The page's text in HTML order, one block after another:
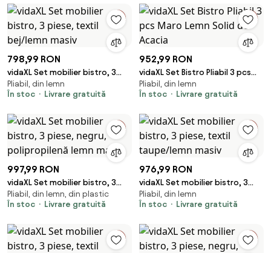
798,99 RON
vidaXL Set mobilier bistro, 3
piese, textil bej/lemn masiv
Pliabil, din lemn
În stoc
Livrare gratuită
952,99 RON
vidaXL Set Bistro Pliabil 3 pcs
Maro Lemn Solid de Acacia
Pliabil, din lemn
În stoc
Livrare gratuită
997,99 RON
vidaXL Set mobilier bistro, 3
piese, negru, polipropilenă
lemn masiv
Pliabil, din lemn, din plastic
În stoc
Livrare gratuită
976,99 RON
vidaXL Set mobilier bistro, 3
piese, textil taupe/lemn masiv
Pliabil, din lemn
În stoc
Livrare gratuită